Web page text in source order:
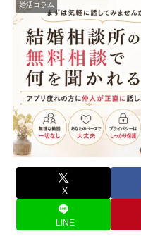
婚活コラム
X
LINE